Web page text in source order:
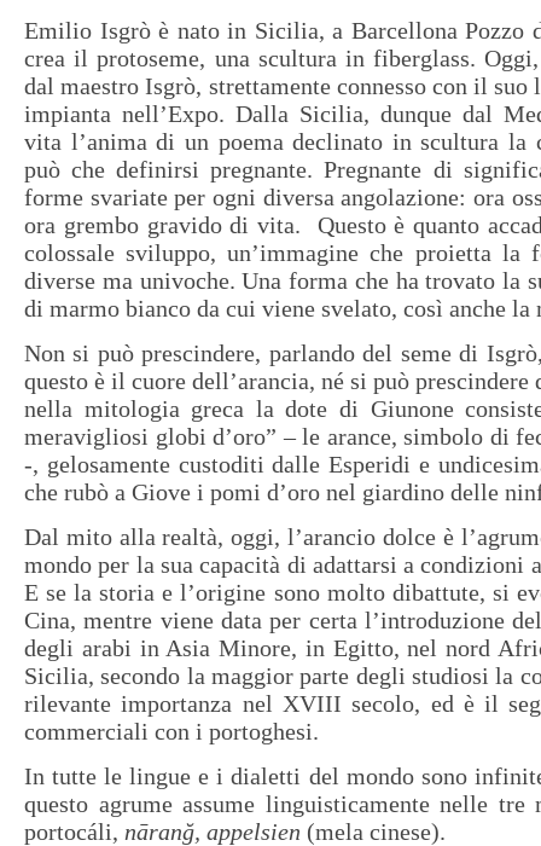
Emilio Isgrò è nato in Sicilia, a Barcellona Pozzo
crea il protoseme, una scultura in fiberglass.
dal maestro Isgrò, strettamente connesso con il suo
impianta nell’Expo. Dalla Sicilia, dunque dal
vita l’anima di un poema declinato in scultura la
può che definirsi pregnante. Pregnante di
forme svariate per ogni diversa angolazione: ora
ora grembo gravido di vita. Questo è quanto
colossale sviluppo, un’immagine che proietta la
diverse ma univoche. Una forma che ha trovato la
di marmo bianco da cui viene svelato, così anche la
Non si può prescindere, parlando del seme di
questo è il cuore dell’arancia, né si può prescindere
nella mitologia greca la dote di Giunone
meravigliosi globi d’oro” – le arance, simbolo di
-, gelosamente custoditi dalle Esperidi e
che rubò a Giove i pomi d’oro nel giardino delle
Dal mito alla realtà, oggi, l’arancio dolce è
mondo per la sua capacità di adattarsi a condizioni
E se la storia e l’origine sono molto dibattute, si
Cina, mentre viene data per certa l’introduzione
degli arabi in Asia Minore, in Egitto, nel nord
Sicilia, secondo la maggior parte degli studiosi la
rilevante importanza nel XVIII secolo, ed è il
commerciali con i portoghesi.
In tutte le lingue e i dialetti del mondo sono
questo agrume assume linguisticamente nelle
portocáli, nāranğ, appelsien (mela cinese).